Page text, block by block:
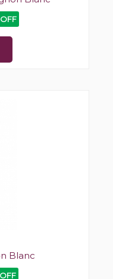
Blanc